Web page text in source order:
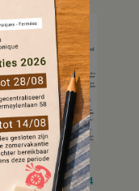
Communiqué de
presse 17.04.2024